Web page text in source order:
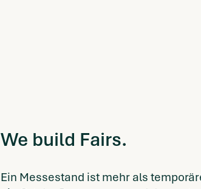
We build Fairs.
Ein Messestand ist mehr als